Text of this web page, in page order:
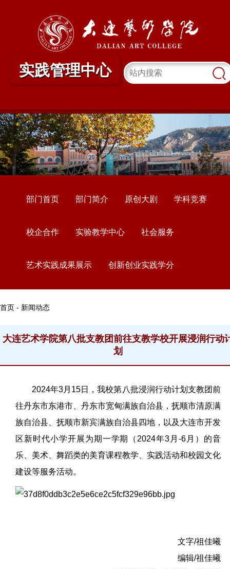
实践管理中心
部门首页 部门简介 原创大剧 学科竞赛
校企合作 实验教学中心 社会服务
艺术实践成果展示 创新创业实践学分
首页 - 新闻动态
大连艺术学院第八批支教团前往支教学校开展浸润行动
划
2024年3月15日，我校第八批浸润行动计划支教团前
往丹东市东港市、丹东市宽甸满族自治县，抚顺市清原满
族自治县、抚顺市新宾满族自治县四地，以及大连市开发
区新时代小学开展为期一学期（2024年3月-6月）的音
乐、美术、舞蹈类的美育课程教学、实践活动和校园文化
建设等服务活动。
文字/祖佳曦
编辑/祖佳曦